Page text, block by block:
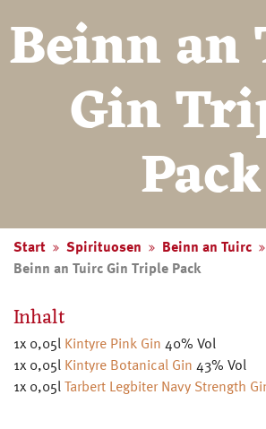
Beinn an
Gin
Pack
Start Spirituosen
Beinn an Tuirc
Beinn an Tuirc Gin Triple Pack
Inhalt
1x 0,05l Kintyre Pink Gin 40% Vol
1x 0,05l Kintyre Botanical Gin 43% Vol
1x 0,05l Tarbert Legbiter Navy Strength